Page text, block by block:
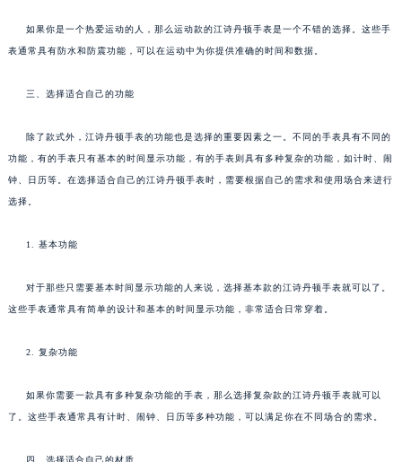
如果你是一个热爱运动的人，那么运动款的江诗丹顿手表是一个不错的选择。这些手
表通常具有防水和防震功能，可以在运动中为你提供准确的时间和数据。
三、选择适合自己的功能
除了款式外，江诗丹顿手表的功能也是选择的重要因素之一。不同的手表具有不同的
功能，有的手表只有基本的时间显示功能，有的手表则具有多种复杂的功能，如计时、闹
钟、日历等。在选择适合自己的江诗丹顿手表时，需要根据自己的需求和使用场合来进行
选择。
1. 基本功能
对于那些只需要基本时间显示功能的人来说，选择基本款的江诗丹顿手表就可以了。
这些手表通常具有简单的设计和基本的时间显示功能，非常适合日常穿着。
2. 复杂功能
如果你需要一款具有多种复杂功能的手表，那么选择复杂款的江诗丹顿手表就可以
了。这些手表通常具有计时、闹钟、日历等多种功能，可以满足你在不同场合的需求。
四、选择适合自己的材质